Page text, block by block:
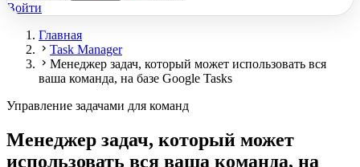
Войти
Главная
chevron_right Task Manager
chevron_right Менеджер задач, который может использовать вся
ваша команда, на базе Google Tasks
Управление задачами для команд
Менеджер задач, который может
использовать вся ваша команда, на